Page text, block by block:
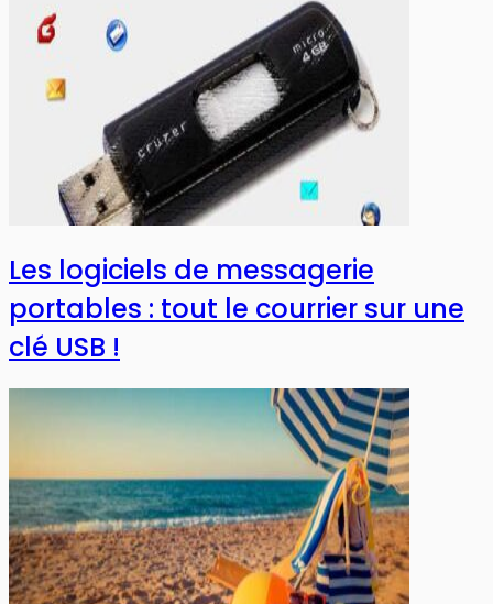
Les logiciels de messagerie
portables : tout le courrier sur une
clé USB !